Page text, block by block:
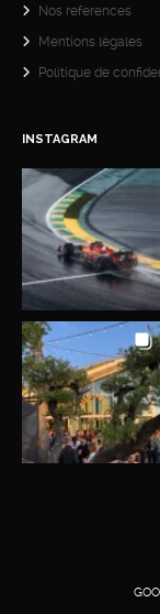
Nos references
Mentions légales
Politique de
INSTAGRAM